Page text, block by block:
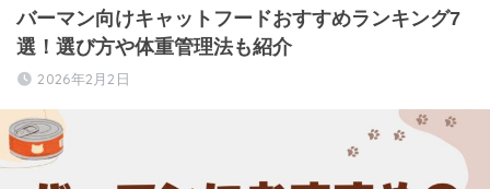
バーマン向けキャットフードおすすめランキング7
選！選び方や体重管理法も紹介
2026年2月2日